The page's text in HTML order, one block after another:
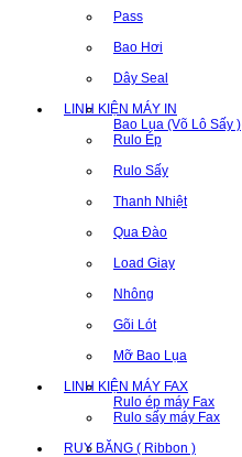
Pass
Bao Hơi
Dây Seal
LINH KIỆN MÁY IN
Bao Lụa (Võ Lô Sấy )
Rulo Ép
Rulo Sấy
Thanh Nhiệt
Qua Đào
Load Giay
Nhông
Gõi Lót
Mỡ Bao Lụa
LINH KIỆN MÁY FAX
Rulo ép máy Fax
Rulo sấy máy Fax
RUY BĂNG ( Ribbon )